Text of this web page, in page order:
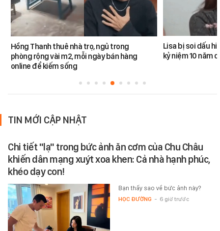
Hồng Thanh thuê nhà trọ, ngủ trong
phòng rộng vài m2, mỗi ngày bán hàng
online để kiếm sống
Lisa bị soi dấu
kỷ niệm 10 năm
TIN MỚI CẬP NHẬT
Chi tiết "lạ" trong bức ảnh ăn cơm của Chu Châu
khiến dân mạng xuýt xoa khen: Cả nhà hạnh phúc,
khéo dạy con!
Bạn thấy sao về bức ảnh này?
HỌC ĐƯỜNG - 6 giờ trước